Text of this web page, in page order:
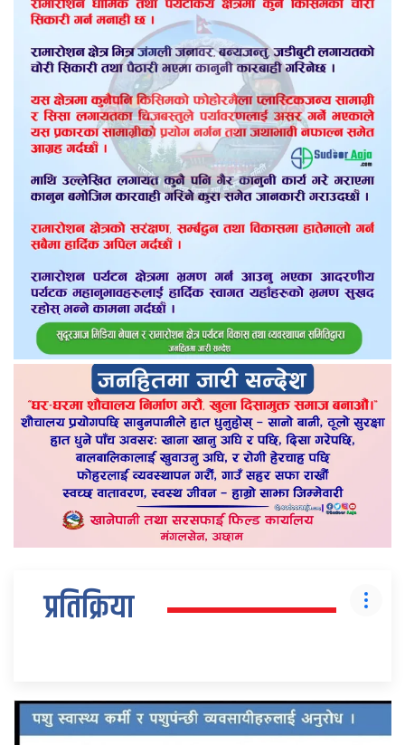
प्रतिक्रिया